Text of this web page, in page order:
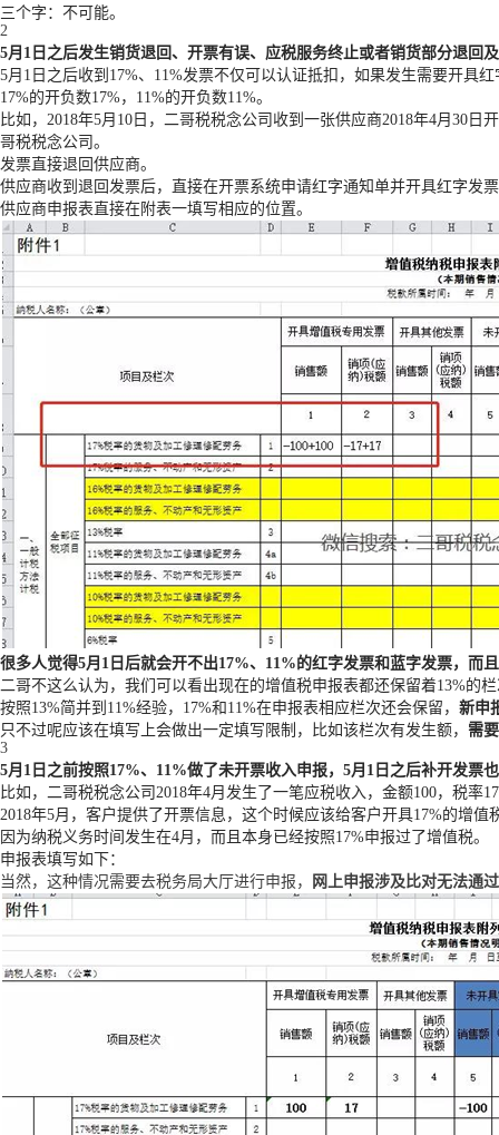
三个字：不可能。
2
5月 1 日之后发生销货退回、开票有误、应税服务终止或者销货部分退回
5月1日之后收到17%、11%发票不仅可以认证抵扣，如果发生需要开
17%的开负数17%，11%的开负数11%。
比如，2018年5月10日，二哥税税念公司收到一张供应商2018年4月30
哥税税念公司。
发票直接退回供应商。
供应商收到退回发票后，直接在开票系统申请红字通知单并开具红字发
供应商申报表直接在附表一填写相应的位置。
很多人觉得5月 1 日后就会开不出17%、 11%的红字发票和蓝字发票，而
二哥不这么认为，我们可以看出现在的增值税申报表都还保留着13%的
按照13%简并到11%经验，17%和11%在申报表相应栏次还会保留， 新申
只不过呢应该在填写上会做出一定填写限制，比如该栏次有发生额， 需
3
5月 1 日之前按照17%、 11%做了未开票收入申报， 5月 1 日之后补开发票
比如，二哥税税念公司2018年4月发生了一笔应税收入，金额100，税
2018年5月，客户提供了开票信息，这个时候应该给客户开具17%的增
因为纳税义务时间发生在4月，而且本身已经按照17%申报过了增值税。
申报表填写如下：
当然，这种情况需要去税务局大厅进行申报，
网上申报涉及比对无法通